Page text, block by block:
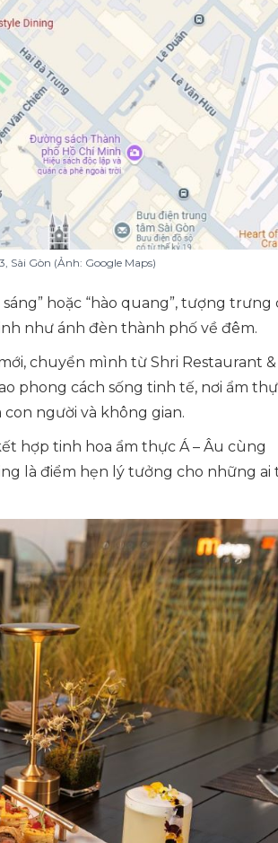
Sài Gòn (Ảnh: Google Maps)
hoặc “hào quang”, tượng trưng
như ánh đèn thành phố về đêm.
chuyển mình từ Shri Restaurant &
phong cách sống tinh tế, nơi ẩm
người và không gian.
hợp tinh hoa ẩm thực Á – Âu cùng
là điểm hẹn lý tưởng cho những ai